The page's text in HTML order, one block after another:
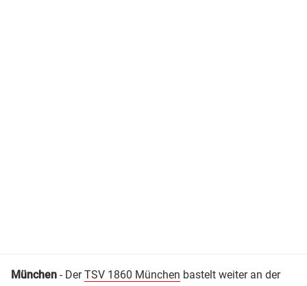
München - DerTSV 1860 München bastelt weiter an der